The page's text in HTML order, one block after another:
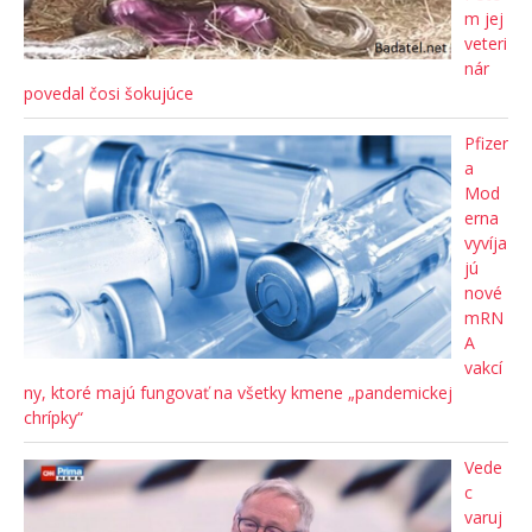
m jej
veteri
nár
povedal čosi šokujúce
Pfizer
a
Mod
erna
vyvíja
jú
nové
mRN
A
vakcí
ny, ktoré majú fungovať na všetky kmene „pandemickej
chrípky“
Vede
c
varuj